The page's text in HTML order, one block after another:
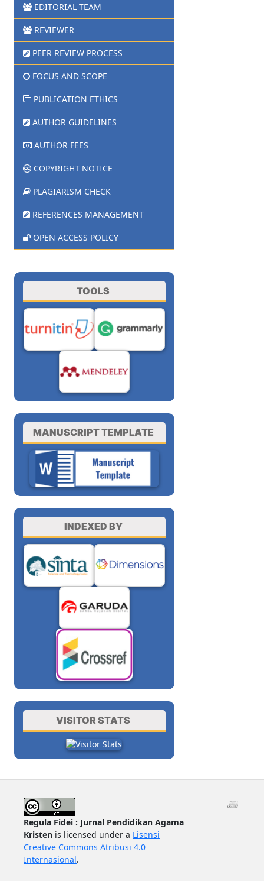
EDITORIAL TEAM
REVIEWER
PEER REVIEW PROCESS
FOCUS AND SCOPE
PUBLICATION ETHICS
AUTHOR GUIDELINES
AUTHOR FEES
COPYRIGHT NOTICE
PLAGIARISM CHECK
REFERENCES MANAGEMENT
OPEN ACCESS POLICY
TOOLS
MANUSCRIPT TEMPLATE
INDEXED BY
VISITOR STATS
Regula Fidei : Jurnal Pendidikan Agama
Kristen is licensed under a Lisensi
Creative Commons Atribusi 4.0
Internasional.